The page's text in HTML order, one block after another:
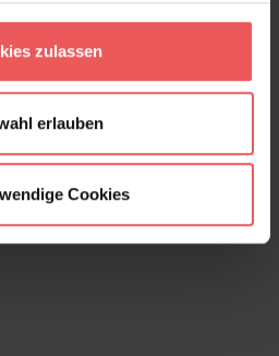
zulassen
erlauben
Cookies